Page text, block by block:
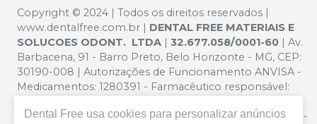
Copyright © 2024 | Todos os direitos reservados |
www.dentalfree.com.br | DENTAL FREE MATERIAIS E
SOLUCOES ODONT. LTDA | 32.677.058/0001-60 | Av.
Barbacena, 91 - Barro Preto, Belo Horizonte - MG, CEP:
30190-008 | Autorizações de Funcionamento ANVISA -
Medicamentos: 1280391 - Farmacêutico responsável:
Privacidade e Segurança - Fotos meramente ilustrativas -
Dental Free usa cookies para personalizar anúncios